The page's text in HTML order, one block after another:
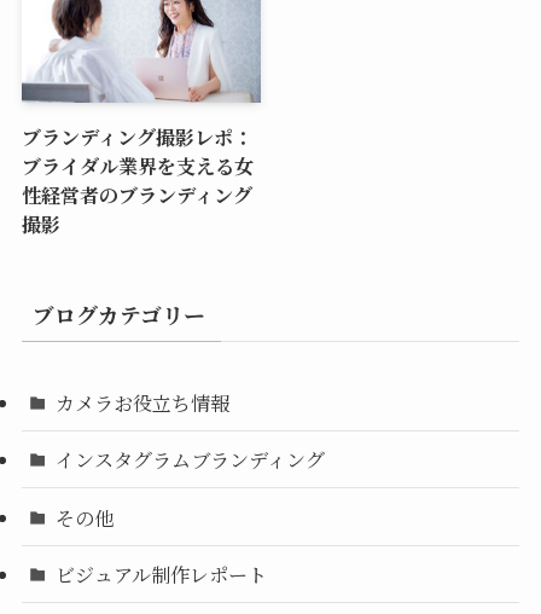
ブランディング撮影レポ：
ブライダル業界を支える女
性経営者のブランディング
撮影
ブログカテゴリー
カメラお役立ち情報
インスタグラムブランディング
その他
ビジュアル制作レポート